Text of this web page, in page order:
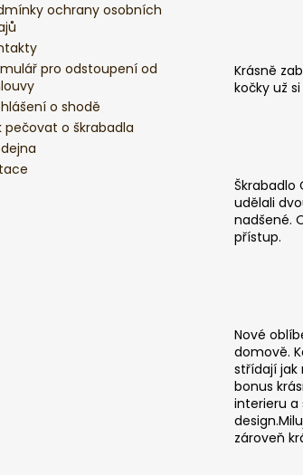
ochrany osobních
pro odstoupení od
o shodě
pečovat o škrabadla
Krásně
kočky už si
Škrabadlo
udělali
nadšené.
přístup.
Nové
domově.
střídají jak
bonus
interieru a
zároveň